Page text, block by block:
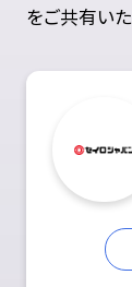
をご共有いた